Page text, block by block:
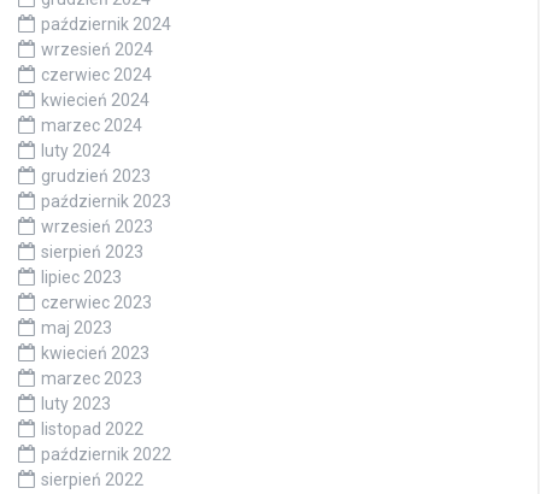
październik 2024
wrzesień 2024
czerwiec 2024
kwiecień 2024
marzec 2024
luty 2024
grudzień 2023
październik 2023
wrzesień 2023
sierpień 2023
lipiec 2023
czerwiec 2023
maj 2023
kwiecień 2023
marzec 2023
luty 2023
listopad 2022
październik 2022
sierpień 2022